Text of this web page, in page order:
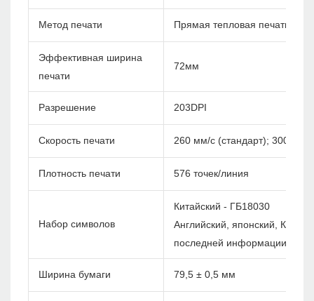
Метод печати Прямая тепловая печать
Эффективная ширина
печати
72мм
Разрешение 203DPI
Скорость печати 260 мм/с (стандарт); 300 мм/с
Плотность печати 576 точек/линия
Набор символов
Китайский - ГБ18030
Английский, японский, Корея
последней информации)
Ширина бумаги 79,5 ± 0,5 мм